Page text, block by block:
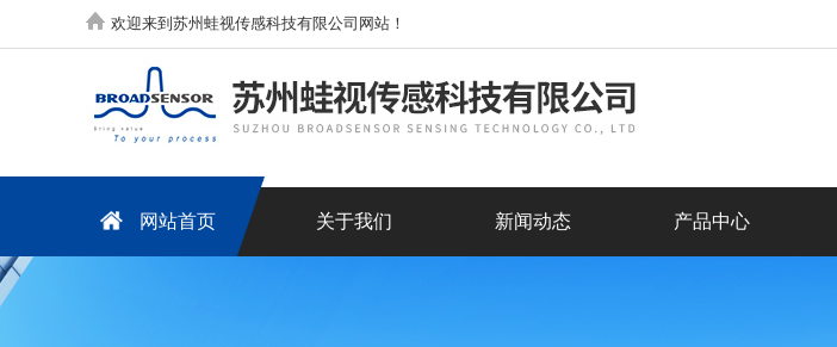
欢迎来到苏州蛙视传感科技有限公司网站！
网站首页 关于我们 新闻动态 产品中心